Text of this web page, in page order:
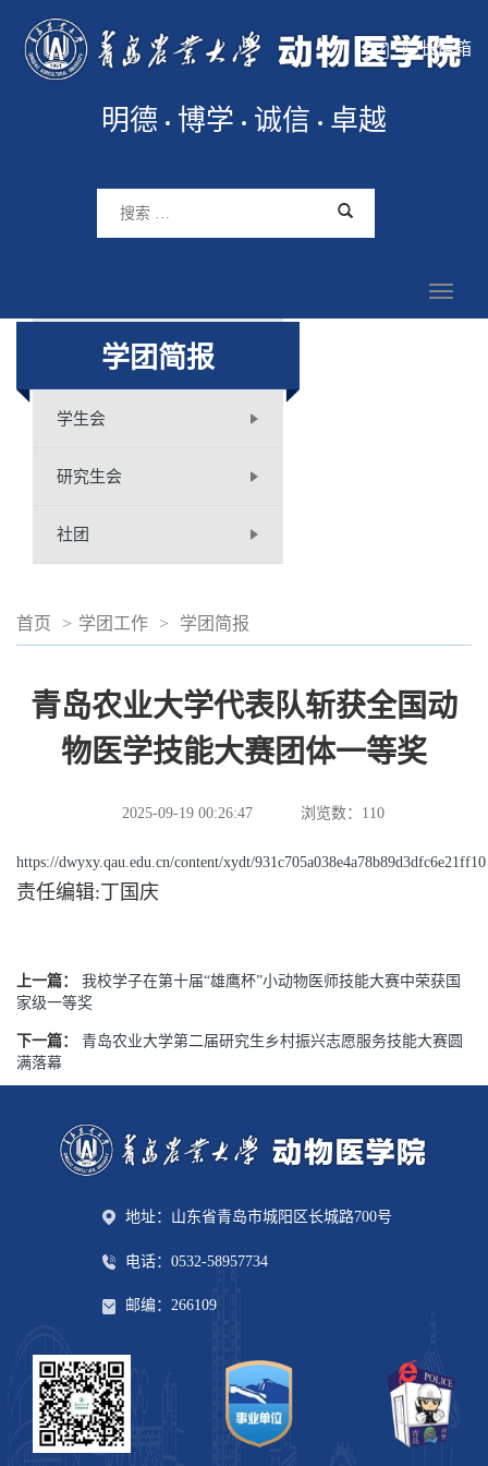
院长信箱
明德 博学 诚信 卓越
学团简报
学生会
研究生会
社团
首页 > 学团工作 > 学团简报
青岛农业大学代表队斩获全国动
物医学技能大赛团体一等奖
2025-09-19 00:26:47 浏览数： 110
https://dwyxy.qau.edu.cn/content/xydt/931c705a038e4a78b89d3dfc6e21ff10
责任编辑:丁国庆
上一篇：
我校学子在第十届“雄鹰杯”小动物医师技能大赛中荣获国
家级一等奖
下一篇：
青岛农业大学第二届研究生乡村振兴志愿服务技能大赛圆
满落幕
地址：山东省青岛市城阳区长城路700号
电话：0532-58957734
邮编：266109